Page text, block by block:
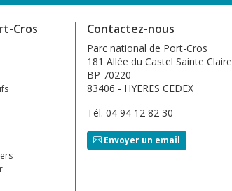
Cros Contactez-nous
Parc national de Port-Cros
181 Allée du Castel Sainte Claire
BP 70220
83406 - HYERES CEDEX
Tél. 04 94 12 82 30
Envoyer un email